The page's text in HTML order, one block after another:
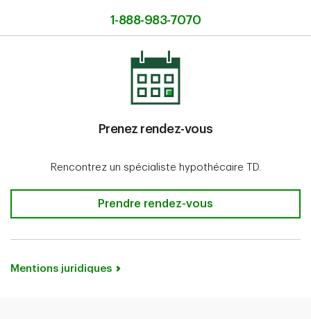
1-888-983-7070
Prenez rendez-vous
Rencontrez un spécialiste hypothécaire TD.
Prendre rendez-vous
Mentions juridiques